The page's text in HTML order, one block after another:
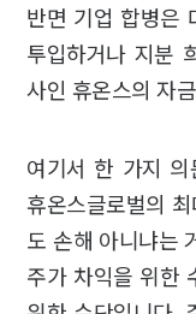
반면 기업 합병은
투입하거나 지분
사인 휴온스의 자
여기서 한 가지
휴온스글로벌의
도 손해 아니냐는
주가 차익을 위한